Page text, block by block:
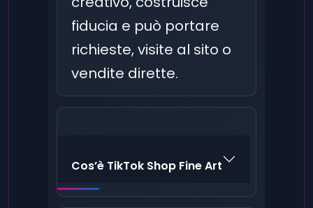
fiducia e può portare
richieste, visite al sito o
vendite dirette.
Cos’è TikTok Shop Fine Art